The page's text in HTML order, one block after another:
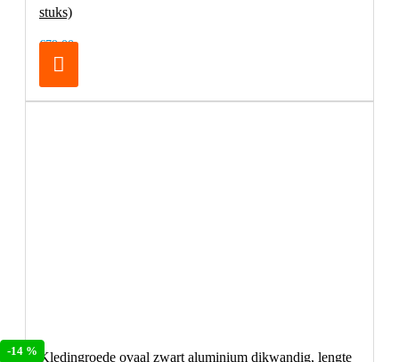
-14 %
stuks)
€79,00
Kledingroede ovaal zwart aluminium dikwandig, lengte